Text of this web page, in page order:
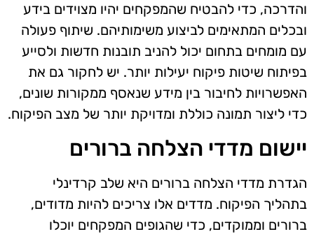
והדרכה, כדי להבטיח שהמפקחים יהיו מצוידים בידע
ובכלים המתאימים לביצוע משימותיהם. שיתוף פעולה
עם מומחים בתחום יכול להניב תובנות חדשות ולסייע
בפיתוח שיטות פיקוח יעילות יותר. יש לחקור גם את
האפשרויות לחיבור בין מידע שנאסף ממקורות שונים,
כדי ליצור תמונה כוללת ומדויקת יותר של מצב הפיקוח.
יישום מדדי הצלחה ברורים
הגדרת מדדי הצלחה ברורים היא שלב קרדינלי
בתהליך הפיקוח. מדדים אלו צריכים להיות מדודים,
ברורים וממוקדים, כדי שהגופים המפקחים יוכלו